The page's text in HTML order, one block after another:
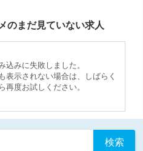
のまだ見ていない求人
込みに失敗しました。
表示されない場合は、しばらく
再度お試しください。
検索